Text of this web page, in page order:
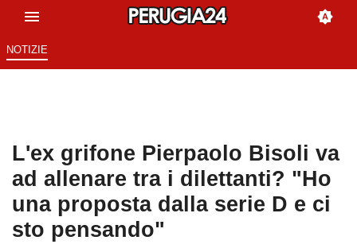
NOTIZIE
L'ex grifone Pierpaolo Bisoli va
ad allenare tra i dilettanti? "Ho
una proposta dalla serie D e ci
sto pensando"